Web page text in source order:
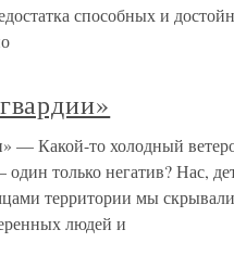
способных и
— Какой-то холодный
только негатив? Нас,
территории мы
людей и